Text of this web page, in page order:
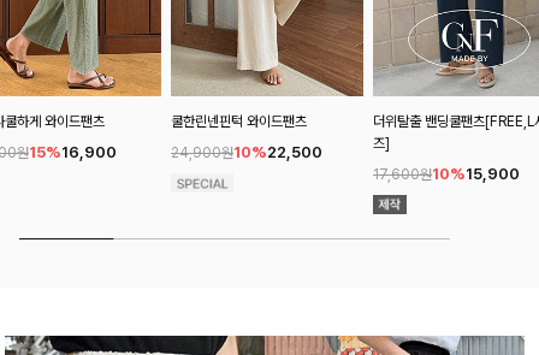
쿨한린넨핀턱 와이드팬츠
24,900원 10%
더위탈출 밴딩쿨팬츠[FREE,L사이
즈]
17,600원
찰랑후들 쿨와이드팬